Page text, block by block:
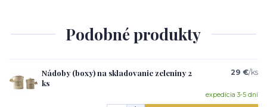
Podobné produkty
Nádoby (boxy) na skladovanie zeleniny 2
ks
29 €/ks
expedícia 3-5 dní